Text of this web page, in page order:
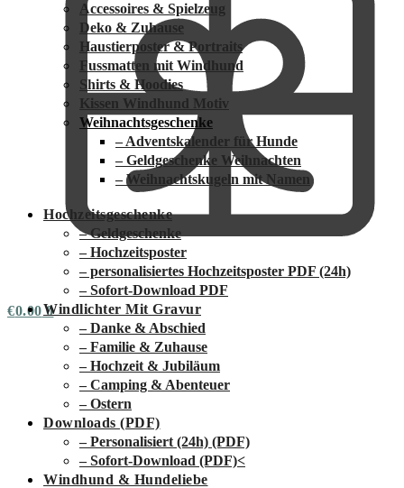
€0.00 0
Accessoires & Spielzeug
Deko & Zuhause
Haustierposter & Portraits
Fussmatten mit Windhund
Shirts & Hoodies
Kissen Windhund Motiv
Weihnachtsgeschenke
– Adventskalender für Hunde
– Geldgeschenke Weihnachten
– Weihnachtskugeln mit Namen
Hochzeitsgeschenke
– Geldgeschenke
– Hochzeitsposter
– personalisiertes Hochzeitsposter PDF (24h)
– Sofort-Download PDF
Windlichter Mit Gravur
– Danke & Abschied
– Familie & Zuhause
– Hochzeit & Jubiläum
– Camping & Abenteuer
– Ostern
Downloads (PDF)
– Personalisiert (24h) (PDF)
– Sofort-Download (PDF)<
Windhund & Hundeliebe